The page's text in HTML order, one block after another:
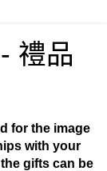
禮品
for the image
with your
gifts can be